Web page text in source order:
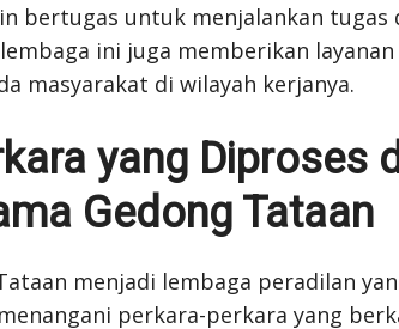
bertugas untuk menjalankan tugas
ini juga memberikan
masyarakat di wilayah kerjanya.
yang Diproses
Gedong Tataan
menjadi lembaga peradilan
perkara-perkara yang